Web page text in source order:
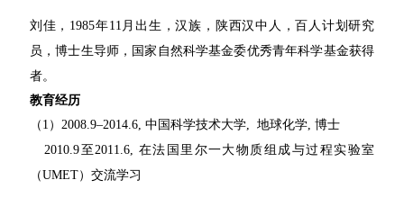
刘佳，1985年11月出生，汉族，陕西汉中人，百人计划研究
员，博士生导师，国家自然科学基金委优秀青年科学基金获得
者。
教育经历
（1） 2008.9–2014.6, 中国科学技术大学, 地球化学, 博士
2010.9 至 2011.6, 在法国里尔一大物质组成与过程实验室
（UMET）交流学习